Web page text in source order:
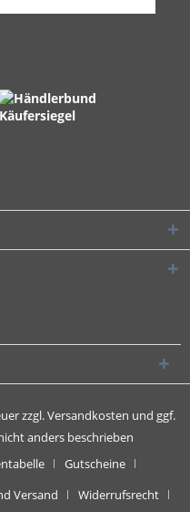
zzgl.Versandkosten und ggf.
anders beschrieben
Gutscheine
Versand Widerrufsrecht